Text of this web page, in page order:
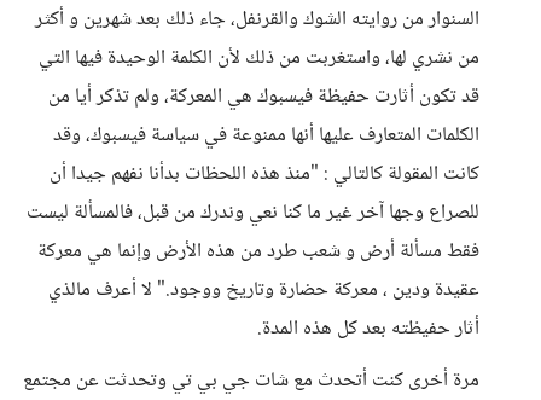
السنوار من روايته الشوك والقرنفل، جاء ذلك بعد شهرين و أكثر
من نشري لها، واستغربت من ذلك لأن الكلمة الوحيدة فيها التي
قد تكون أثارت حفيظة فيسبوك هي المعركة، ولم تذكر أيا من
الكلمات المتعارف عليها أنها ممنوعة في سياسة فيسبوك، وقد
كانت المقولة كالتالي : "منذ هذه اللحظات بدأنا نفهم جيدا أن
للصراع وجها آخر غير ما كنا نعي وندرك من قبل، فالمسألة ليست
فقط مسألة أرض و شعب طرد من هذه الأرض وإنما هي معركة
عقيدة ودين ، معركة حضارة وتاريخ ووجود." لا أعرف مالذي
أثار حفيظته بعد كل هذه المدة.
مرة أخرى كنت أتحدث مع شات جي بي تي وتحدثت عن مجتمع